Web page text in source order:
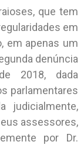
que tem
em
em apenas um
denúncia
2018, dada
parlamentares
judicialmente,
assessores,
por Dr.